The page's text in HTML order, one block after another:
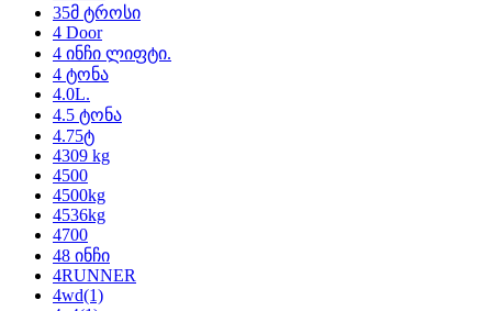
35მ ტროსი
4 Door
4 ინჩი ლიფტი.
4 ტონა
4.0L.
4.5 ტონა
4.75ტ
4309 kg
4500
4500kg
4536kg
4700
48 ინჩი
4RUNNER
4wd(1)